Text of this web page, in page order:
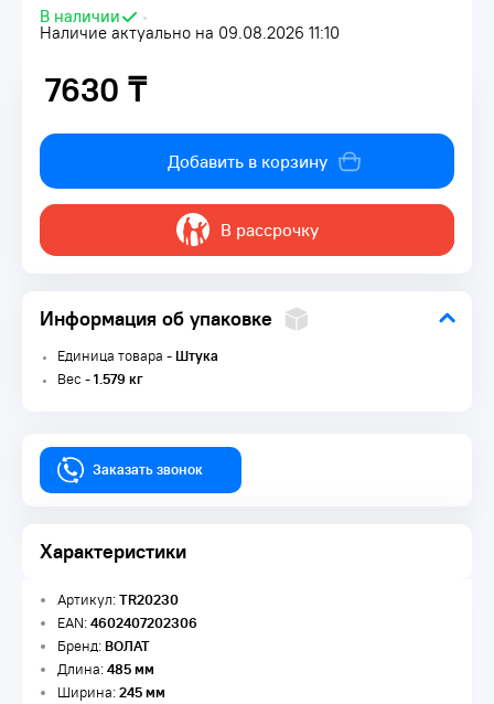
В наличии
•
Наличие актуально на 09.08.2026 11:10
7630 ₸
7630 ₸
Добавить в корзину
В рассрочку
Информация об упаковке
Единица товара -Штука
Вес -1.579 кг
Заказать звонок
Характеристики
Артикул:TR20230
EAN:4602407202306
Бренд:ВОЛАТ
Длина:485 мм
Ширина:245 мм